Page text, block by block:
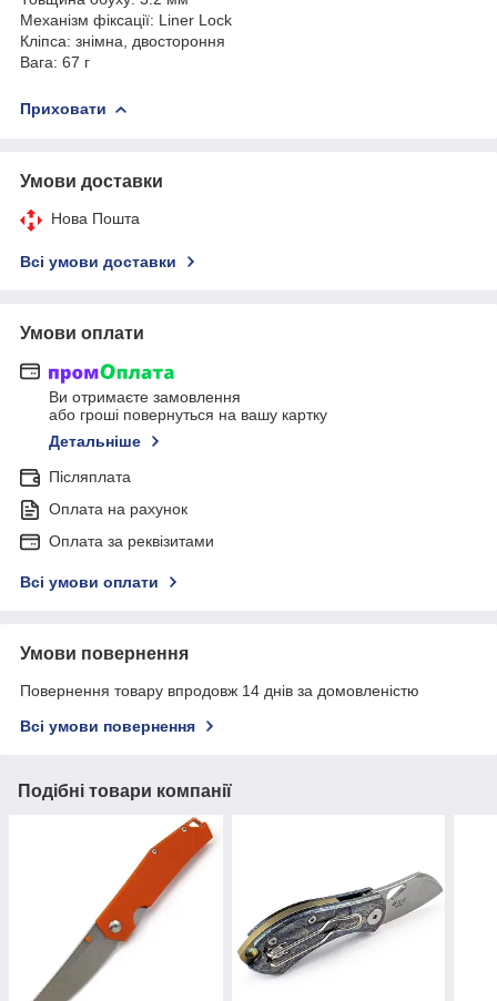
Механізм фіксації: Liner Lock
Кліпса: знімна, двостороння
Вага: 67 г
Приховати
Умови доставки
Нова Пошта
Всі умови доставки
Умови оплати
Ви отримаєте замовлення
або гроші повернуться на вашу картку
Детальніше
Післяплата
Оплата на рахунок
Оплата за реквізитами
Всі умови оплати
Умови повернення
Повернення товару впродовж 14 днів за домовленістю
Всі умови повернення
Подібні товари компанії